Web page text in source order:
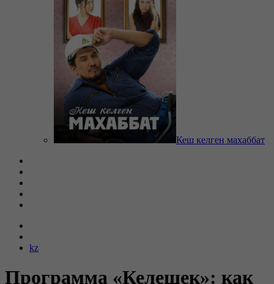
Кеш келген махаббат
kz
Программа «Келешек»: как